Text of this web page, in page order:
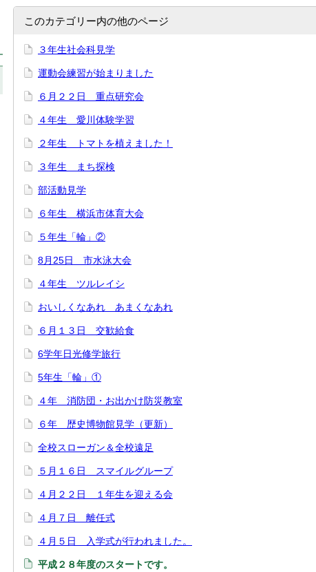
このカテゴリー内の他のページ
３年生社会科見学
運動会練習が始まりました
６月２２日 重点研究会
４年生 愛川体験学習
２年生 トマトを植えました！
３年生 まち探検
部活動見学
６年生 横浜市体育大会
５年生「輪」②
8月25日 市水泳大会
４年生 ツルレイシ
おいしくなあれ あまくなあれ
６月１３日 交歓給食
6学年日光修学旅行
5年生「輪」①
４年 消防団・お出かけ防災教室
６年 歴史博物館見学（更新）
全校スローガン＆全校遠足
５月１６日 スマイルグループ
４月２２日 １年生を迎える会
４月７日 離任式
４月５日 入学式が行われました。
平成２８年度のスタートです。